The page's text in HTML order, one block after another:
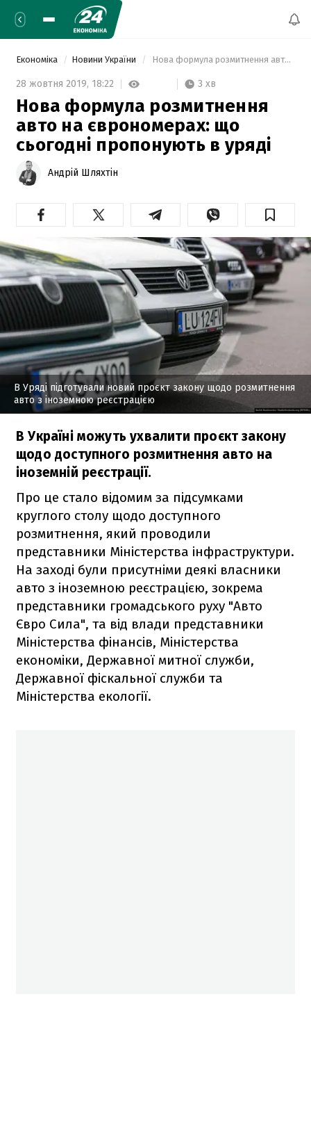
Економіка Новини України Нова формула розмитнення авто на єврономерах: що сьогодні пропонують в уряді
28 жовтня 2019, 18:22 3 хв
Нова формула розмитнення
авто на єврономерах: що
сьогодні пропонують в уряді
Андрій Шляхтін
В Уряді підготували новий проєкт закону щодо розмитнення
авто з іноземною реєстрацією
В Україні можуть ухвалити проєкт закону
щодо доступного розмитнення авто на
іноземній реєстрації.
Про це стало відомим за підсумками
круглого столу щодо доступного
розмитнення, який проводили
представники Міністерства інфраструктури.
На заході були присутніми деякі власники
авто з іноземною реєстрацією, зокрема
представники громадського руху "Авто
Євро Сила", та від влади представники
Міністерства фінансів, Міністерства
економіки, Державної митної служби,
Державної фіскальної служби та
Міністерства екології.